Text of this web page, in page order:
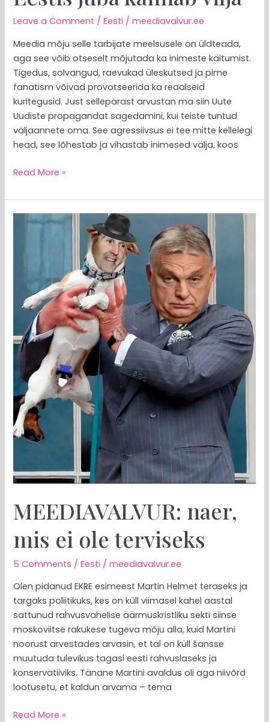
Leave a Comment /Eesti /meediavalvur.ee
Meedia mõju selle tarbijate meelsusele on üldteada,
aga see võib otseselt mõjutada ka inimeste käitumist.
Tigedus, solvangud, raevukad üleskutsed ja pime
fanatism võivad provotseerida ka reaalseid
kuritegusid. Just sellepärast arvustan ma siin Uute
Uudiste propagandat sagedamini, kui teiste tuntud
väljaannete oma. See agressiivsus ei tee mitte kellelegi
head, see lõhestab ja vihastab inimesed välja, koos
Read More »
MEEDIAVALVUR: naer,
mis ei ole terviseks
5 Comments /Eesti /meediavalvur.ee
Olen pidanud EKRE esimeest Martin Helmet teraseks ja
targaks poliitikuks, kes on küll viimasel kahel aastal
sattunud rahvusvahelise äärmuskristliku sekti siinse
moskoviitse rakukese tugeva mõju alla, kuid Martini
noorust arvestades arvasin, et tal on küll šansse
muutuda tulevikus tagasi eesti rahvuslaseks ja
konservatiiviks. Tänane Martini avaldus oli aga niivõrd
lootusetu, et kaldun arvama – tema
MEEDIAVALVUR:
terviseks
Read More »